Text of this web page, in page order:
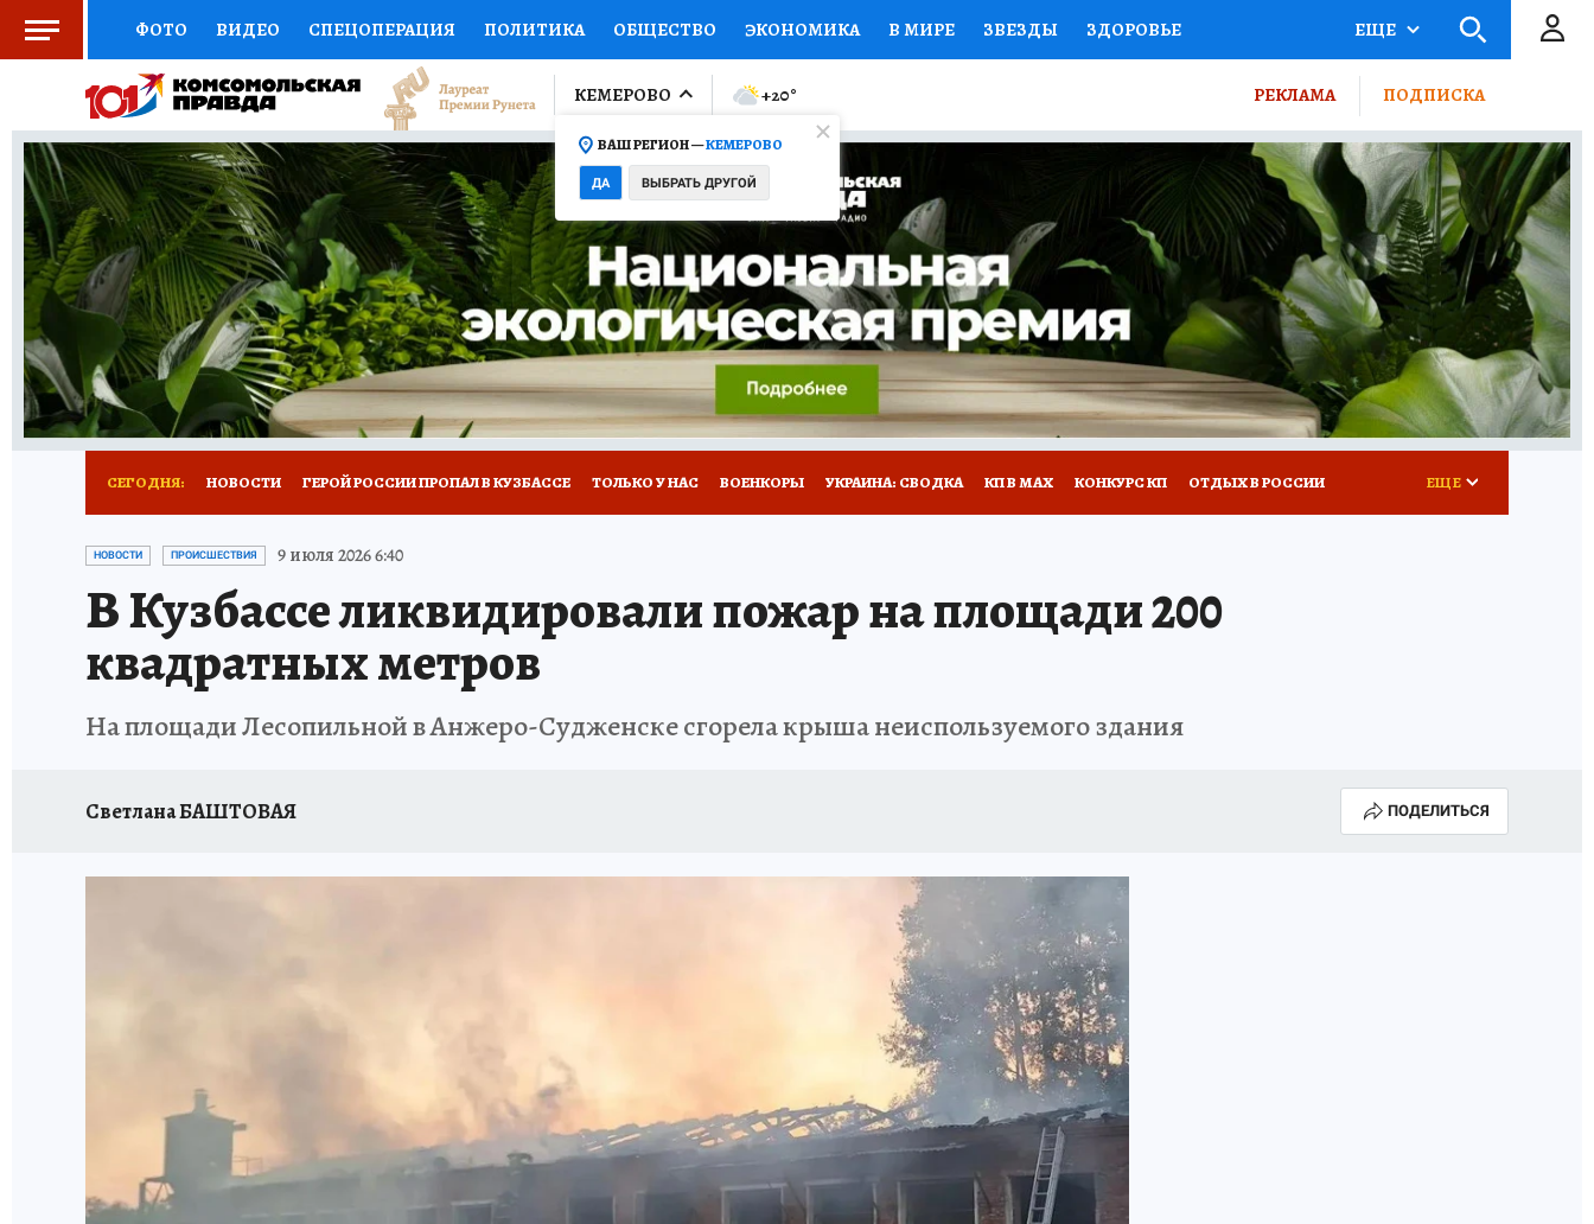
ФОТО ВИДЕО СПЕЦОПЕРАЦИЯ ПОЛИТИКА ОБЩЕСТВО ЭКОНОМИКА В МИРЕ ЗВЕЗДЫ ЗДОРОВЬЕ
СОЦПОДДЕРЖКА НАУКА СПОРТ КОЛУМНИСТЫ ПРОИСШЕСТВИЯ
ВЫБОР ЭКСПЕРТОВ ДОКТОР ФИНАНСЫ ОТКРЫВАЕМ МИР Я ЗНАЮ СЕМЬЯ ЖЕНСКИЕ СЕКРЕТЫ ПУТЕВОДИТЕЛЬ
КНИЖНАЯ ПОЛКА ПРОГНОЗЫ НА СПОРТ ПРОМОКОДЫ СЕРИАЛЫ СПЕЦПРОЕКТЫ ДЕФИЦИТ ЖЕЛЕЗА ТУРИЗМ
ПРЕСС-ЦЕНТР НЕДВИЖИМОСТЬ ТЕЛЕВИЗОР КОНКУРСЫ РАБОТА У НАС ГИД ПОТРЕБИТЕЛЯ ВСЕ О КП РАДИО КП
РЕКЛАМА ТЕСТЫ НОВОЕ НА САЙТЕ
ЕЩЕ
КЕМЕРОВО
ВАШ РЕГИОН —КЕМЕРОВО
ДА ВЫБРАТЬ ДРУГОЙ
+20° РЕКЛАМА ПОДПИСКА
СЕГОДНЯ: НОВОСТИ ГЕРОЙ РОССИИ ПРОПАЛ В КУЗБАССЕ ТОЛЬКО У НАС ВОЕНКОРЫ УКРАИНА: СВОДКА КП В МАХ КОНКУРС КП ОТДЫХ В РОССИИ
ЗАПОВЕДНАЯ РОССИЯ ПРОИСШЕСТВИЯ
ЕЩЕ
НОВОСТИ ПРОИСШЕСТВИЯ 9 июля 2026 6:40
В Кузбассе ликвидировали пожар на площади 200
квадратных метров
На площади Лесопильной в Анжеро-Судженске сгорела крыша неиспользуемого здания
Светлана БАШТОВАЯ ПОДЕЛИТЬСЯ